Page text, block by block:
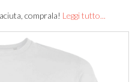
comprala! Leggi tutto...